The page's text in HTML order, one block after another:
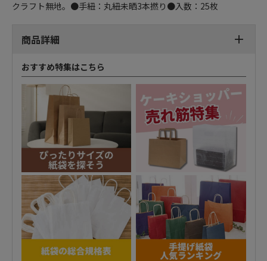
クラフト無地。●手紐：丸紐未晒3本撚り●入数：25枚
商品詳細
おすすめ特集はこちら